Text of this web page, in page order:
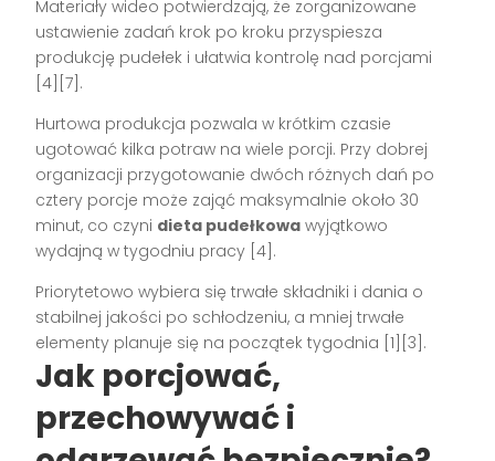
Materiały wideo potwierdzają, że zorganizowane
ustawienie zadań krok po kroku przyspiesza
produkcję pudełek i ułatwia kontrolę nad porcjami
[4][7].
Hurtowa produkcja pozwala w krótkim czasie
ugotować kilka potraw na wiele porcji. Przy dobrej
organizacji przygotowanie dwóch różnych dań po
cztery porcje może zająć maksymalnie około 30
minut, co czyni dieta pudełkowa wyjątkowo
wydajną w tygodniu pracy [4].
Priorytetowo wybiera się trwałe składniki i dania o
stabilnej jakości po schłodzeniu, a mniej trwałe
elementy planuje się na początek tygodnia [1][3].
Jak porcjować,
przechowywać i